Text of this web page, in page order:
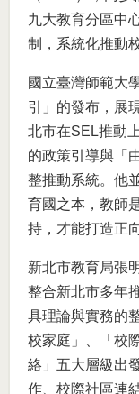
九大教育分區中
制，系統化推動
國立臺灣師範大
引」的發布，展
北市在SEL推動
的政策引導與「
整推動系統。他
育國之本，教師
持，才能打造正
新北市教育局張
整合新北市多年
具理論與實務的
校家庭」、「校
絡」五大層級出
作、校際社區連